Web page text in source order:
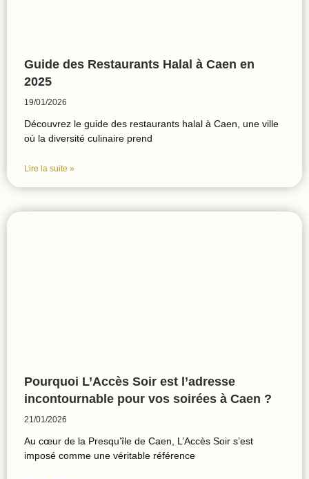
Guide des Restaurants Halal à Caen en
2025
19/01/2026
Découvrez le guide des restaurants halal à Caen, une ville
où la diversité culinaire prend
Lire la suite »
Pourquoi L’Accès Soir est l’adresse
incontournable pour vos soirées à Caen ?
21/01/2026
Au cœur de la Presqu’île de Caen, L’Accès Soir s’est
imposé comme une véritable référence